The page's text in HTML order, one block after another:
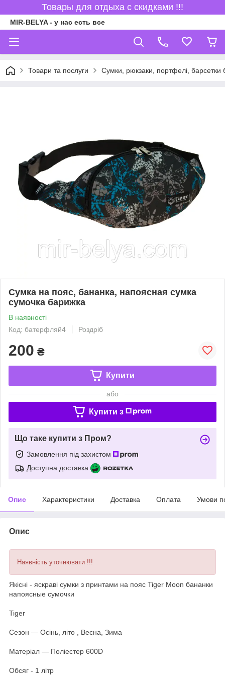
Товары для отдыха с скидками !!!
MIR-BELYA - у нас есть все
Товари та послуги Сумки, рюкзаки, портфелі, барсетки
Сумка на пояс, бананка, напоясная сумка
сумочка барижка
В наявності
Код: батерфляй4
Роздріб
200 ₴
Купити
або
Купити з
Що таке купити з Пром?
Замовлення під захистом
Доступна доставка
Опис Характеристики Доставка Оплата Умови
Опис
Наявність уточнювати !!!
Якісні - яскраві сумки з принтами на пояс Tiger Moon бананки
напоясные сумочки
Tiger
Сезон ― Осінь, літо , Весна, Зима
Матеріал ― Поліестер 600D
Обсяг - 1 літр